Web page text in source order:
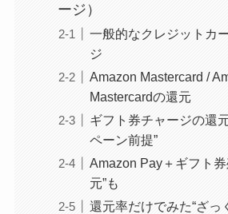
ージ）
一般的なクレジットカ
ジ
Amazon Mastercard /
Mastercardの還元
ギフト券チャージの還
ペーン前提”
Amazon Pay＋ギフト
元”も
還元率だけでみた“ざっ